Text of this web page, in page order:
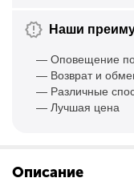
Наши
— Оповещение
— Возврат и
— Различные
— Лучшая цена
Описание